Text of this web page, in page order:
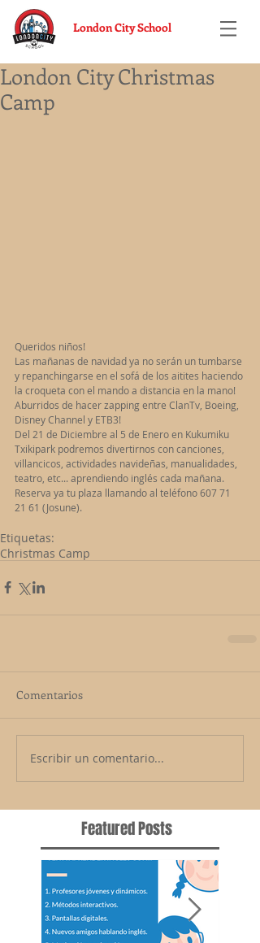
London City School
London City Christmas
Camp
Queridos niños!
Las mañanas de navidad ya no serán un tumbarse
y repanchingarse en el sofá de los aitites haciendo
la croqueta con el mando a distancia en la mano!
Aburridos de hacer zapping entre ClanTv, Boeing,
Disney Channel y ETB3!
Del 21 de Diciembre al 5 de Enero en Kukumiku
Txikipark podremos divertirnos con canciones,
villancicos, actividades navideñas, manualidades,
teatro, etc... aprendiendo inglés cada mañana.
Reserva ya tu plaza llamando al teléfono 607 71
21 61 (Josune).
Etiquetas:
Christmas Camp
Comentarios
Escribir un comentario...
Featured Posts